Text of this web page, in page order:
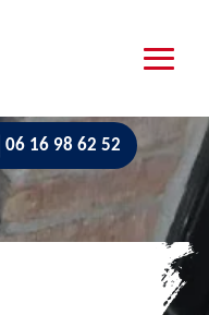
06 16 98 62 52